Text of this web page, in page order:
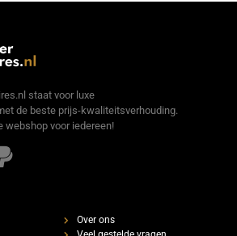
staat voor luxe
de beste prijs-kwaliteitsverhouding.
webshop voor iedereen!
Over ons